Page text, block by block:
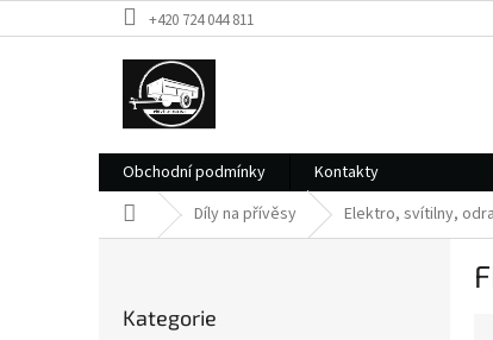
na
+420 724 044 811
Obchodní podmínky
Kontakty
Domů Díly na přívěsy Elektro, svítilny,
kategorie
Kategorie